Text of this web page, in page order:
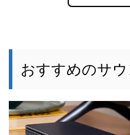
おすすめのサ